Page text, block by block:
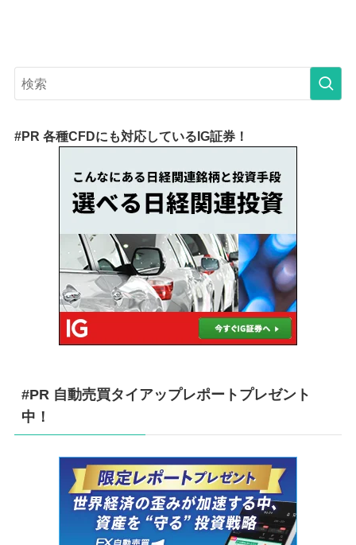
#PR 各種CFDにも対応しているIG証券！
#PR 自動売買タイアップレポートプレゼント
中！